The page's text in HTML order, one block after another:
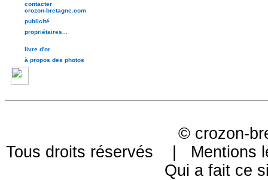
contacter
crozon-bretagne.com
publicité
propriétaires...
livre d'or
à propos des photos
© crozon-
Tous droits réservés | Mentions
Qui a fait ce